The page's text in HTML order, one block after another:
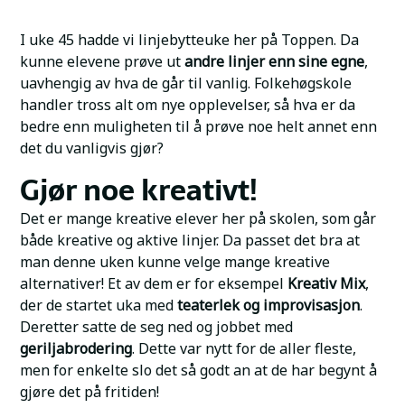
I uke 45 hadde vi linjebytteuke her på Toppen. Da
kunne elevene prøve utandre linjer enn sine egne,
uavhengig av hva de går til vanlig. Folkehøgskole
handler tross alt om nye opplevelser, så hva er da
bedre enn muligheten til å prøve noe helt annet enn
det du vanligvis gjør?
Gjør noe kreativt!
Det er mange kreative elever her på skolen, som går
både kreative og aktive linjer. Da passet det bra at
man denne uken kunne velge mange kreative
alternativer! Et av dem er for eksempel Kreativ Mix,
der de startet uka medteaterlek og improvisasjon.
Deretter satte de seg ned og jobbet med
geriljabrodering. Dette var nytt for de aller fleste,
men for enkelte slo det så godt an at de har begynt å
gjøre det på fritiden!